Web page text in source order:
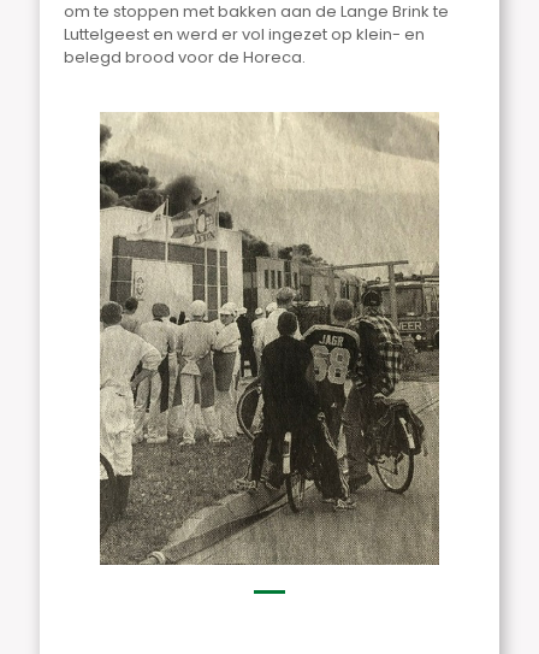
om te stoppen met bakken aan de Lange Brink te
Luttelgeest en werd er vol ingezet op klein- en
belegd brood voor de Horeca.